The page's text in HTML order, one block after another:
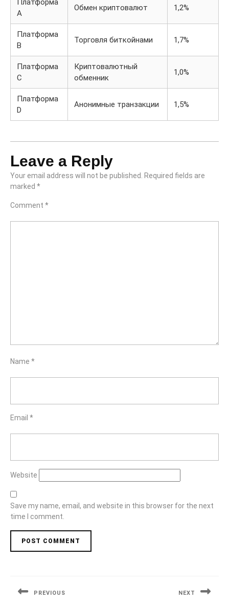
Платформа
A
Обмен криптовалют 1,2%
Платформа
B
Торговля биткойнами 1,7%
Платформа
C
Криптовалютный
обменник
1,0%
Платформа
D
Анонимные транзакции 1,5%
Leave a Reply
Your email address will not be published.
Required fields are
marked *
Comment *
Name *
Email *
Website
Save my name, email, and website in this browser for the next
time I comment.
PREVIOUS NEXT